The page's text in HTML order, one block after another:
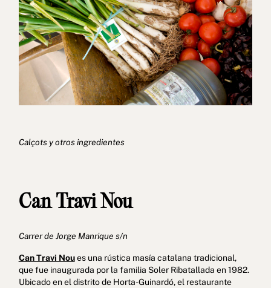
Calçots y otros ingredientes
Can Travi Nou
Carrer de Jorge Manrique s/n
Can Travi Noues una rústica masía catalana tradicional,
que fue inaugurada por la familia Soler Ribatallada en 1982.
Ubicado en el distrito de Horta-Guinardó, el restaurante